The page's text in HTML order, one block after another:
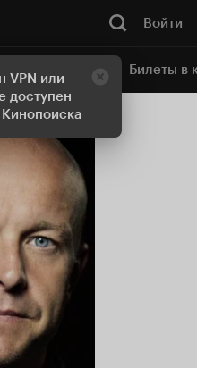
VPN или
доступен
Кинопоиска
Войти
кинотеатр Билеты в